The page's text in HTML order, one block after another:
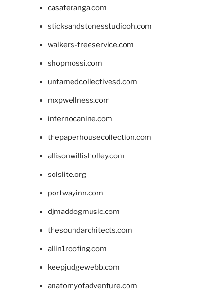
casateranga.com
sticksandstonesstudiooh.com
walkers-treeservice.com
shopmossi.com
untamedcollectivesd.com
mxpwellness.com
infernocanine.com
thepaperhousecollection.com
allisonwillisholley.com
solslite.org
portwayinn.com
djmaddogmusic.com
thesoundarchitects.com
allin1roofing.com
keepjudgewebb.com
anatomyofadventure.com